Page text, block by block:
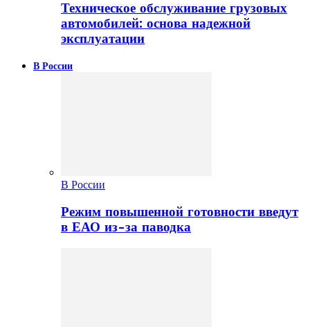
Техническое обслуживание грузовых
автомобилей: основа надежной
эксплуатации
В России
В России
Режим повышенной готовности введут
в ЕАО из-за паводка